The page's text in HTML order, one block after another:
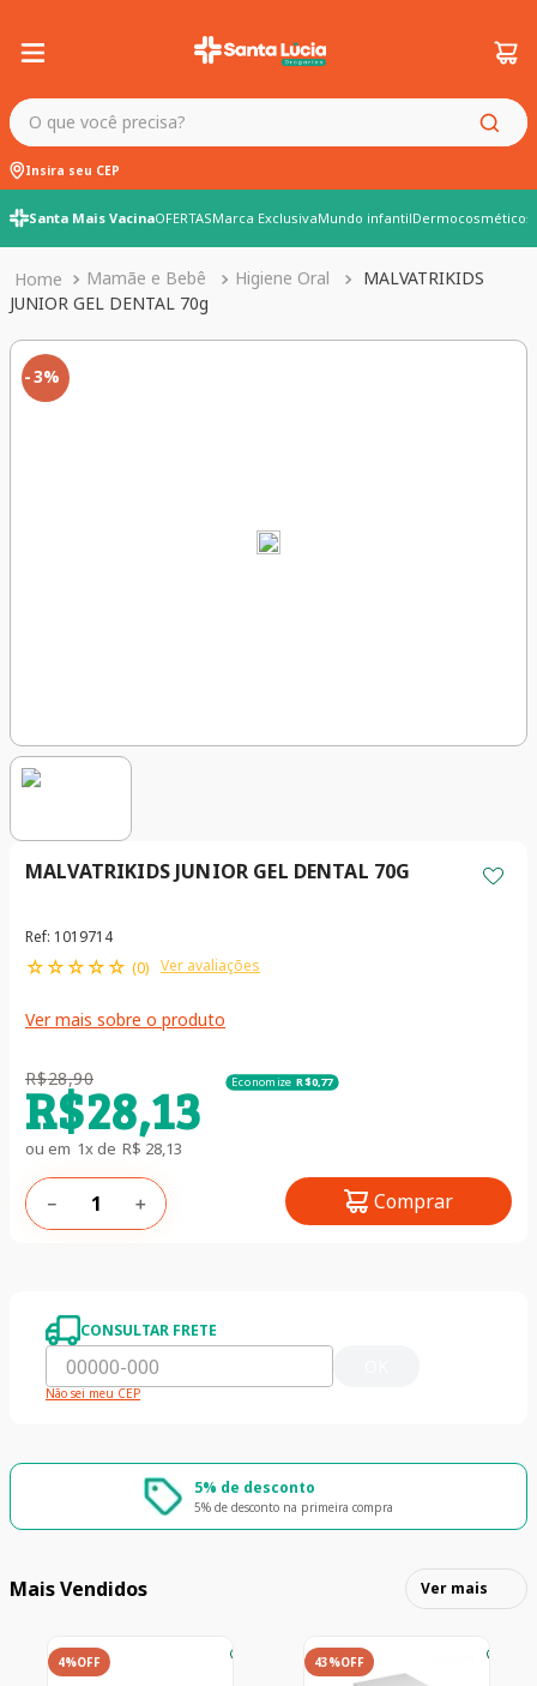
O que você precisa?
Insira seu CEP
Santa Mais VacinaOFERTASMarca ExclusivaMundo infantilDermocosméticos
Mamãe e Bebê Higiene Oral
MALVATRIKIDS
JUNIOR GEL DENTAL 70g
3%
MALVATRIKIDS JUNIOR GEL DENTAL 70G
Ref: 1019714
☆☆☆☆☆ (0) Ver avaliações
Ver mais sobre o produto
R$28,90 Economize R$0,77
R$28,13
ou em 1x de R$ 28,13
＋
－ Comprar
CONSULTAR FRETE
Não sei meu CEP
5% de desconto
5% de desconto na primeira compra
Mais Vendidos Ver mais
4%OFF 43%OFF